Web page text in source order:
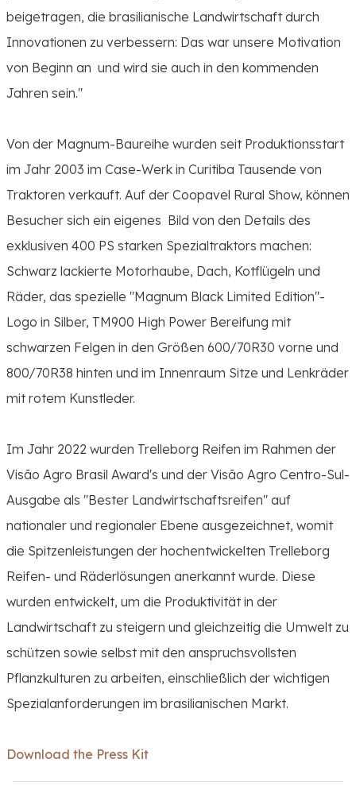
beigetragen, die brasilianische Landwirtschaft durch
Innovationen zu verbessern: Das war unsere Motivation
von Beginn an und wird sie auch in den kommenden
Jahren sein."
Von der Magnum-Baureihe wurden seit Produktionsstart
im Jahr 2003 im Case-Werk in Curitiba Tausende von
Traktoren verkauft. Auf der Coopavel Rural Show, können
Besucher sich ein eigenes Bild von den Details des
exklusiven 400 PS starken Spezialtraktors machen:
Schwarz lackierte Motorhaube, Dach, Kotflügeln und
Räder, das spezielle "Magnum Black Limited Edition"-
Logo in Silber, TM900 High Power Bereifung mit
schwarzen Felgen in den Größen 600/70R30 vorne und
800/70R38 hinten und im Innenraum Sitze und Lenkräder
mit rotem Kunstleder.
Im Jahr 2022 wurden Trelleborg Reifen im Rahmen der
Visão Agro Brasil Award's und der Visão Agro Centro-Sul-
Ausgabe als "Bester Landwirtschaftsreifen" auf
nationaler und regionaler Ebene ausgezeichnet, womit
die Spitzenleistungen der hochentwickelten Trelleborg
Reifen- und Räderlösungen anerkannt wurde. Diese
wurden entwickelt, um die Produktivität in der
Landwirtschaft zu steigern und gleichzeitig die Umwelt zu
schützen sowie selbst mit den anspruchsvollsten
Pflanzkulturen zu arbeiten, einschließlich der wichtigen
Spezialanforderungen im brasilianischen Markt.
Download the Press Kit